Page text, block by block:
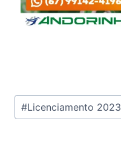
Tags
do
#Licenciamento 2023